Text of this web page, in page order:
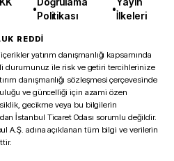
•
Politikası
•
İlkeleri
REDDİ
yatırım danışmanlığı kapsamında
durumunuz ile risk ve getiri tercihlerinize
danışmanlığı sözleşmesi çerçevesinde
ve güncelliği için azami özen
gecikme veya bu bilgilerin
İstanbul Ticaret Odası sorumlu değildir.
A.Ş. adına açıklanan tüm bilgi ve verilerin